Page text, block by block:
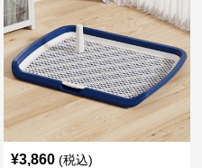
¥3,860 (税込)